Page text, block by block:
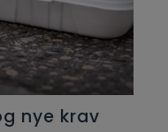
nye krav